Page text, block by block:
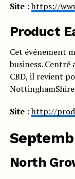
Site:https://
Product
Cet événement
business. Centré
CBD, il revient
Site:http://
North